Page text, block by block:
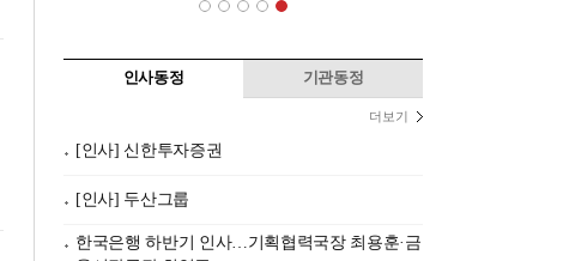
인사동정 기관동정
더보기
[인사] 신한투자증권
[인사] 두산그룹
한국은행 하반기 인사…기획협력국장 최용훈·금